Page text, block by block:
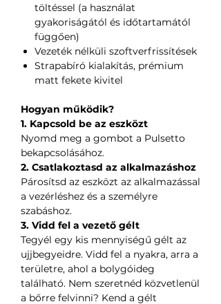
töltéssel (a használat
gyakoriságától és időtartamától
függően)
Vezeték nélküli szoftverfrissítések
Strapabíró kialakítás, prémium
matt fekete kivitel
Hogyan működik?
1. Kapcsold be az eszközt
Nyomd meg a gombot a Pulsetto
bekapcsolásához.
2. Csatlakoztasd az alkalmazáshoz
Párosítsd az eszközt az alkalmazással
a vezérléshez és a személyre
szabáshoz.
3. Vidd fel a vezető gélt
Tegyél egy kis mennyiségű gélt az
ujjbegyeidre. Vidd fel a nyakra, arra a
területre, ahol a bolygóideg
található. Nem szeretnéd közvetlenül
a bőrre felvinni? Kend a gélt